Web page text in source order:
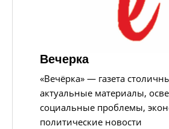
Вечерка
«Вечёрка» — газета
актуальные материалы,
социальные проблемы,
политические новости